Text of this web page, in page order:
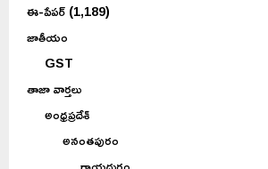
ఈ-పేపర్(1,189)
జాతీయం
GST
తాజా వార్తలు
అంధ్రప్రదేశ్
అనంతపురం